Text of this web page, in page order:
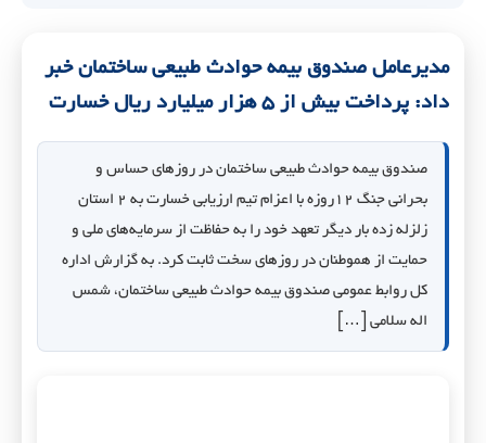
مدیرعامل صندوق بیمه حوادث طبیعی ساختمان خبر
داد: پرداخت بیش از ۵ هزار میلیارد ریال خسارت
صندوق بیمه حوادث طبیعی ساختمان در روزهای حساس و
بحرانی جنگ ۱۲روزه با اعزام تیم ارزیابی خسارت به ۲ استان
زلزله زده بار دیگر تعهد خود را به حفاظت از سرمایه‌های ملی و
حمایت از هموطنان در روزهای سخت ثابت کرد. به گزارش اداره
کل روابط عمومی صندوق بیمه حوادث طبیعی ساختمان، شمس
اله سلامی […]